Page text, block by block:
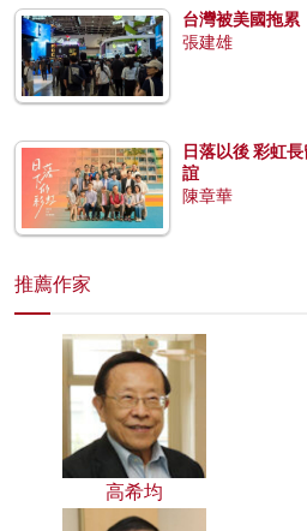
台灣被美國拖累
張建雄
日落以後 彩虹
誼
陳章華
推薦作家
高希均